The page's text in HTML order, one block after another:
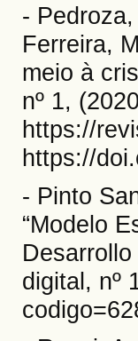
-
Ferreira,
meio à
nº 1,
https://
https://
- Pinto
“Modelo
digital, nº